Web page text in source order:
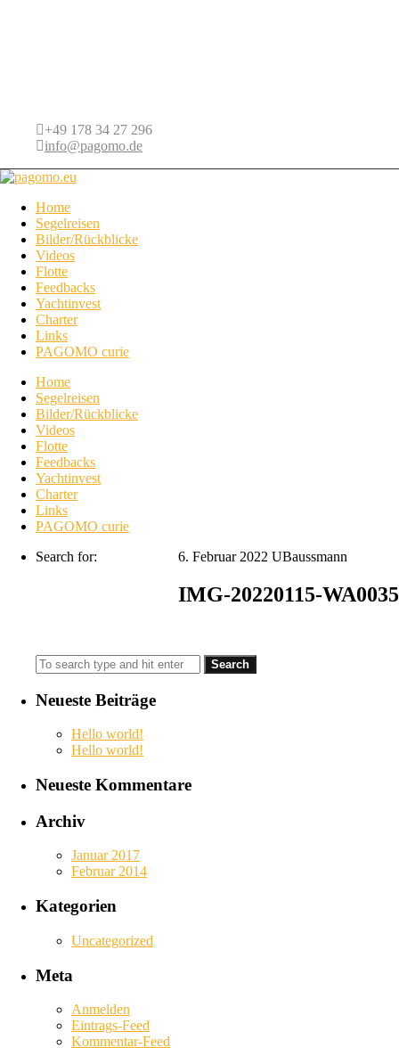
+49 178 34 27 296
info@pagomo.de
Home
Segelreisen
Bilder/Rückblicke
Videos
Flotte
Feedbacks
Yachtinvest
Charter
Links
PAGOMO curie
Home
Segelreisen
Bilder/Rückblicke
Videos
Flotte
Feedbacks
Yachtinvest
Charter
Links
PAGOMO curie
6. Februar 2022 UBaussmann
IMG-20220115-WA0035
Search for:
Neueste Beiträge
Hello world!
Hello world!
Neueste Kommentare
Archiv
Januar 2017
Februar 2014
Kategorien
Uncategorized
Meta
Anmelden
Eintrags-Feed
Kommentar-Feed